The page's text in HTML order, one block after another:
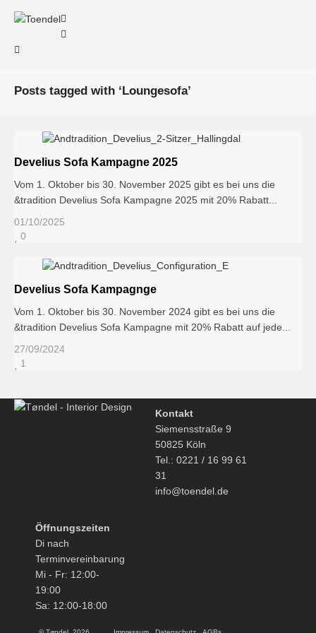
Posts tagged with ‘Loungesofa’
Develius Sofa Kampagne 2025
Vom 1. Oktober bis 30. November 2025 gibt es bei uns die
&tradition Develius Sofa Kampagne 2025 mit 20% Rabatt...
01/10/2025
0
Develius Sofa Kampagnge
Vom 1. Oktober bis 30. November 2024 gibt es bei uns die
&tradition Develius Sofa Kampagne mit 20% Rabatt auf jede...
27/09/2024
1
Kontakt
Siemensstraße 9
50825 Köln
Tel.: 0221 / 16 99 61
31
info@toendel.de
Öffnungszeiten
Di nach
Terminvereinbarung
Mi - Fr: 12:00-
19:00
Sa: 12:00-18:00